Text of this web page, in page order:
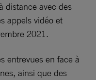
distance avec des
appels vidéo et
2021.
entrevues en face à
ainsi que des